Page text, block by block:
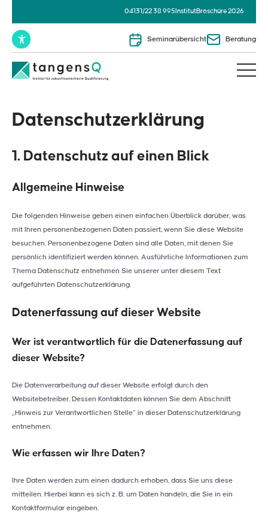
04131/22 38 995 InstitutBroschüre 2026
Seminarübersicht Beratung
Datenschutz­erklärung
1. Datenschutz auf einen Blick
Allgemeine Hinweise
Die folgenden Hinweise geben einen einfachen Überblick darüber, was
mit Ihren personenbezogenen Daten passiert, wenn Sie diese Website
besuchen. Personenbezogene Daten sind alle Daten, mit denen Sie
persönlich identifiziert werden können. Ausführliche Informationen zum
Thema Datenschutz entnehmen Sie unserer unter diesem Text
aufgeführten Datenschutzerklärung.
Datenerfassung auf dieser Website
Wer ist verantwortlich für die Datenerfassung auf
dieser Website?
Die Datenverarbeitung auf dieser Website erfolgt durch den
Websitebetreiber. Dessen Kontaktdaten können Sie dem Abschnitt
„Hinweis zur Verantwortlichen Stelle“ in dieser Datenschutzerklärung
entnehmen.
Wie erfassen wir Ihre Daten?
Ihre Daten werden zum einen dadurch erhoben, dass Sie uns diese
mitteilen. Hierbei kann es sich z. B. um Daten handeln, die Sie in ein
Kontaktformular eingeben.